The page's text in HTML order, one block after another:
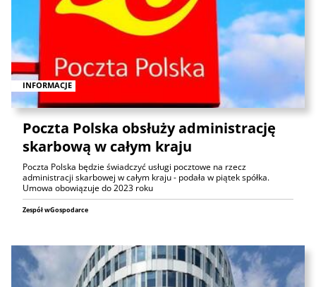
INFORMACJE
Poczta Polska obsłuży administrację
skarbową w całym kraju
Poczta Polska będzie świadczyć usługi pocztowe na rzecz
administracji skarbowej w całym kraju - podała w piątek spółka.
Umowa obowiązuje do 2023 roku
Zespół wGospodarce